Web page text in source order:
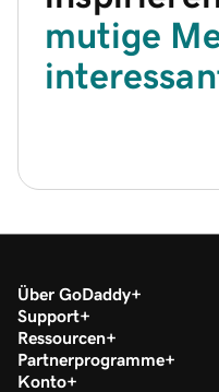
mutige
Über GoDaddy
Support
Ressourcen
Partnerprogramme
Konto